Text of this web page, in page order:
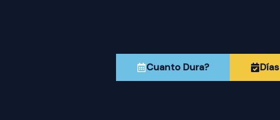
Cuanto Dura? Días